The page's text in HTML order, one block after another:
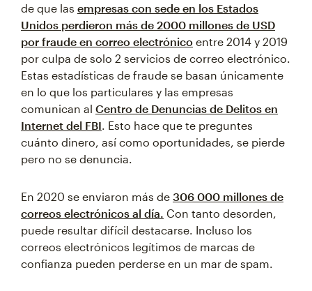
de que las empresas con sede en los Estados
Unidos perdieron más de 2000 millones de USD
por fraude en correo electrónico entre 2014 y 2019
por culpa de solo 2 servicios de correo electrónico.
Estas estadísticas de fraude se basan únicamente
en lo que los particulares y las empresas
comunican al Centro de Denuncias de Delitos en
Internet del FBI . Esto hace que te preguntes
cuánto dinero, así como oportunidades, se pierde
pero no se denuncia.
En 2020 se enviaron más de 306 000 millones de
correos electrónicos al día. Con tanto desorden,
puede resultar difícil destacarse. Incluso los
correos electrónicos legítimos de marcas de
confianza pueden perderse en un mar de spam.